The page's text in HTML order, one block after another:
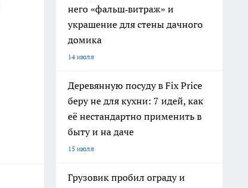
него «фальш‑витраж» и
украшение для стены дачного
домика
14 июля
Деревянную посуду в Fix Price
беру не для кухни: 7 идей, как
её нестандартно применить в
быту и на даче
15 июля
Грузовик пробил ограду и